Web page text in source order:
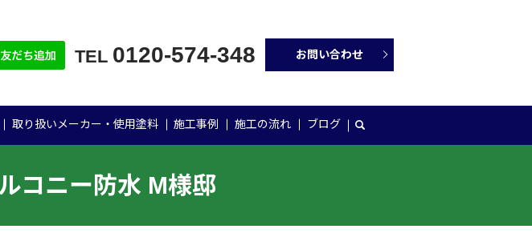
取り扱いメーカー・使用塗料 施工事例 施工の流れ ブログ
TEL 0120-574-348 お問い合わせ
コニー防水 M様邸